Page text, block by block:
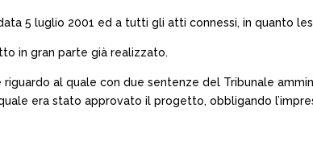
5 luglio 2001 ed a tutti gli atti connessi, in quanto
in gran parte già realizzato.
al quale con due sentenze del Tribunale
era stato approvato il progetto, obbligando